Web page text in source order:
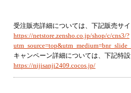
受注販売詳細については、下記販売サイ
https://netstore.zensho.co.jp/shop/c/cns3/?
キャンペーン詳細については、下記特
https://nijisanji2409.cocos.jp/